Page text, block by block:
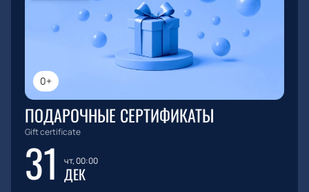
0+
ПОДАРОЧНЫЕ СЕРТИФИКАТЫ
Gift certificate
31 чт, 00:00
ДЕК